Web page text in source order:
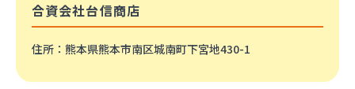
合資会社台信商店
住所 ：熊本県熊本市南区城南町下宮地430-1